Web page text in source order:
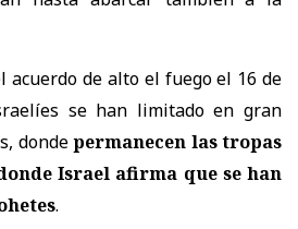
acuerdo de alto el fuego el 16 de
se han limitado en gran
dondepermanecen las tropas
Israel afirma que se han
.